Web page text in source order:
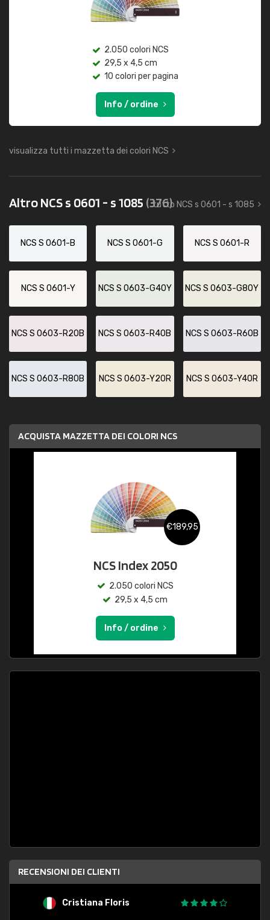
2.050 colori NCS
29,5 x 4,5 cm
10 colori per pagina
Info / ordine
visualizza tutti i mazzetta dei colori NCS
Altro NCS s 0601 - s 1085 (376)
tutto NCS s 0601 - s 1085
NCS S 0601-B NCS S 0601-G NCS S 0601-R
NCS S 0601-Y NCS S 0603-G40Y NCS S 0603-G80Y
NCS S 0603-R20B NCS S 0603-R40B NCS S 0603-R60B
NCS S 0603-R80B NCS S 0603-Y20R NCS S 0603-Y40R
ACQUISTA MAZZETTA DEI COLORI NCS
€189,95
NCS Index 2050
2.050 colori NCS
29,5 x 4,5 cm
Info / ordine
RECENSIONI DEI CLIENTI
Cristiana Floris